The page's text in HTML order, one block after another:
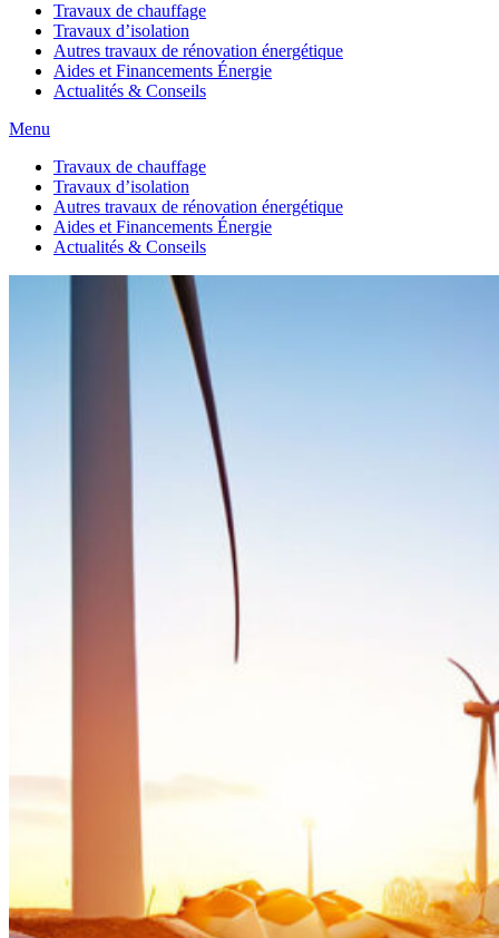
Travaux de chauffage
Travaux d’isolation
Autres travaux de rénovation énergétique
Aides et Financements Énergie
Actualités & Conseils
Menu
Travaux de chauffage
Travaux d’isolation
Autres travaux de rénovation énergétique
Aides et Financements Énergie
Actualités & Conseils